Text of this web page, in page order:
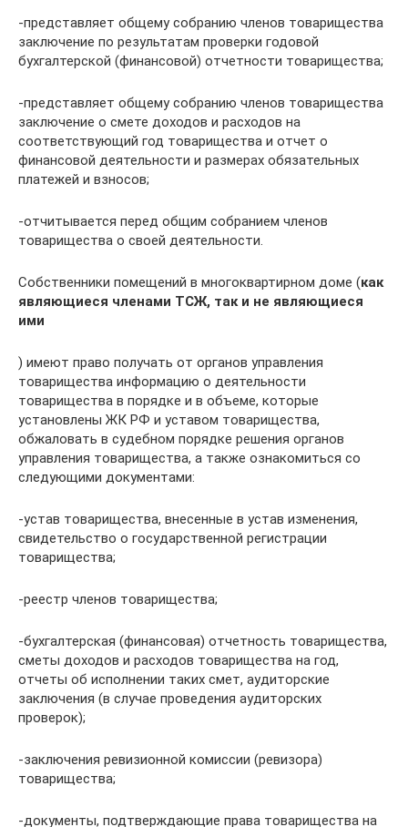
-представляет общему собранию членов товарищества
заключение по результатам проверки годовой
бухгалтерской (финансовой) отчетности товарищества;
-представляет общему собранию членов товарищества
заключение о смете доходов и расходов на
соответствующий год товарищества и отчет о
финансовой деятельности и размерах обязательных
платежей и взносов;
-отчитывается перед общим собранием членов
товарищества о своей деятельности.
Собственники помещений в многоквартирном доме (как
являющиеся членами ТСЖ, так и не являющиеся
ими
) имеют право получать от органов управления
товарищества информацию о деятельности
товарищества в порядке и в объеме, которые
установлены ЖК РФ и уставом товарищества,
обжаловать в судебном порядке решения органов
управления товарищества, а также ознакомиться со
следующими документами:
-устав товарищества, внесенные в устав изменения,
свидетельство о государственной регистрации
товарищества;
-реестр членов товарищества;
-бухгалтерская (финансовая) отчетность товарищества,
сметы доходов и расходов товарищества на год,
отчеты об исполнении таких смет, аудиторские
заключения (в случае проведения аудиторских
проверок);
-заключения ревизионной комиссии (ревизора)
товарищества;
-документы, подтверждающие права товарищества на